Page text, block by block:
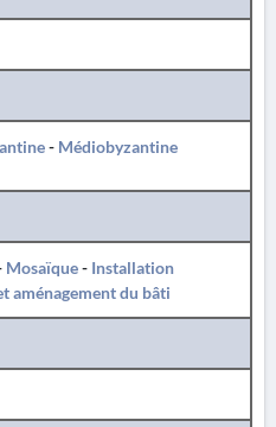
- Médiobyzantine
Mosaïque- Installation
aménagement du bâti